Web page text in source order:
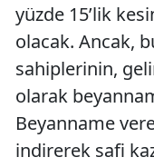
yüzde 15’lik
olacak. Ancak,
sahiplerinin,
olarak
Beyanname
indirerek safi